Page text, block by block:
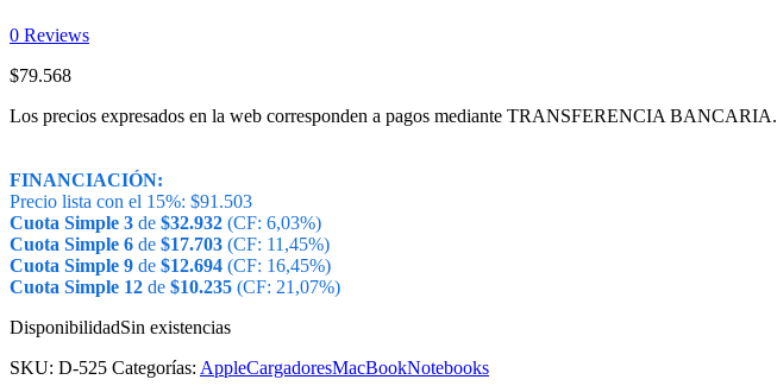
0 Reviews
$79.568
Los precios expresados en la web corresponden a pagos mediante TRANSFERENCIA BANCARIA.
FINANCIACIÓN:
Precio lista con el 15%: $91.503
Cuota Simple 3 de $32.932 (CF: 6,03%)
Cuota Simple 6 de $17.703 (CF: 11,45%)
Cuota Simple 9 de $12.694 (CF: 16,45%)
Cuota Simple 12 de $10.235 (CF: 21,07%)
DisponibilidadSin existencias
SKU: D-525 Categorías: AppleCargadoresMacBookNotebooks